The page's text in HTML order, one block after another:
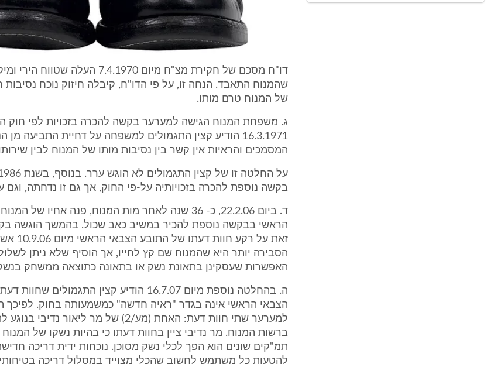
דו"ח מסכם של חקירת מצ"ח מיום 7.4.1970
שהמנוח התאבד. הנחה זו, על פי הדו"ח, קיבלה חיזוק נוכח נסיבות
של המנוח טרם מותו.
ג. משפחת המנוח הגישה למערער בקשה להכרה בזכויות לפי חוק
16.3.1971 הודיע קצין התגמולים למשפחה על דחיית התביעה מן
המסמכים והראיות אין קשר בין נסיבות מותו של המנוח לבין
בקשה נוספת להכרה בזכויותיה על-פי החוק, אך גם זו נדחתה, וגם
ד. ביום 22.2.06, כ- 36 שנה לאחר מות המנוח, פנה אחיו
הראשי בבקשה נוספת להכיר במשיב כאב שכול. בהמשך הוגשה
זאת על
הסבירה יותר היא שהמנוח שם קץ לחייו, אך הוסיף שלא ניתן
האפשרות שעסקינן בתאונת נשק או בתאונה כתוצאה ממשחק
ה. בהחלטה נוספת מיום 16.7.07 הודיע קצין
הצבאי הראשי אינה בגדר "ראיה חדשה" כמשמעותה בחוק. לפיכך
למערער שתי חוות דעת: האחת (מע/2) של מר ליאור
ברשות המנוח. מר נדיבי ציין בחוות דעתו כי בהיות נשקו של
תמ"קים שונים הוא הפך לכלי נשק מסוכן. נוכחות ידית דריכה
להטעות כל משתמש לחשוב שהכלי מצוייד במסלול דריכה